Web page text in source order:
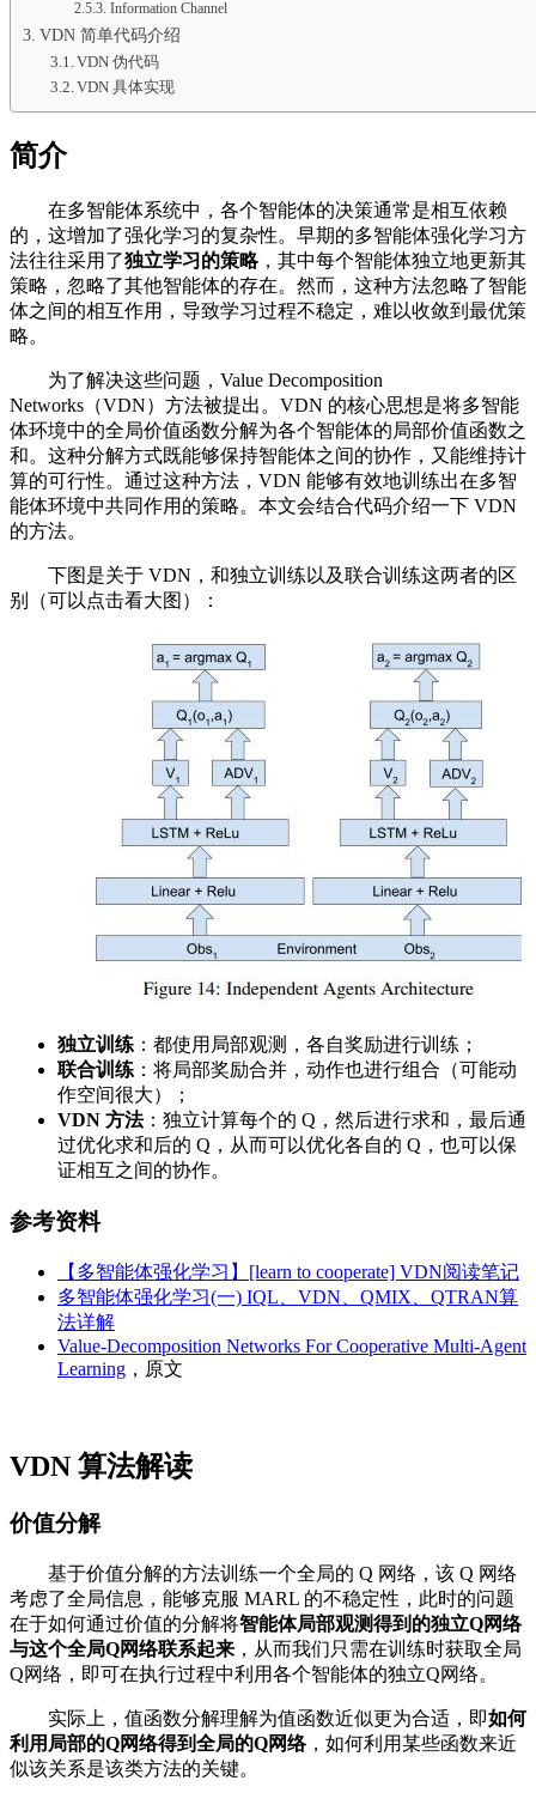
Information Channel
VDN 简单代码介绍
VDN 伪代码
VDN 具体实现
简介
在多智能体系统中，各个智能体的决策通常是相互依赖
的，这增加了强化学习的复杂性。早期的多智能体强化学习方
法往往采用了独立学习的策略，其中每个智能体独立地更新其
策略，忽略了其他智能体的存在。然而，这种方法忽略了智能
体之间的相互作用，导致学习过程不稳定，难以收敛到最优策
略。
为了解决这些问题，Value Decomposition
Networks（VDN）方法被提出。VDN 的核心思想是将多智能
体环境中的全局价值函数分解为各个智能体的局部价值函数之
和。这种分解方式既能够保持智能体之间的协作，又能维持计
算的可行性。通过这种方法，VDN 能够有效地训练出在多智
能体环境中共同作用的策略。本文会结合代码介绍一下 VDN
的方法。
下图是关于 VDN，和独立训练以及联合训练这两者的区
别（可以点击看大图）：
独立训练 ：都使用局部观测，各自奖励进行训练；
联合训练 ：将局部奖励合并，动作也进行组合（可能动
作空间很大）；
VDN 方法：独立计算每个的 Q，然后进行求和，最后通
过优化求和后的 Q，从而可以优化各自的 Q，也可以保
证相互之间的协作。
参考资料
【多智能体强化学习】[learn to cooperate] VDN阅读笔记
多智能体强化学习(一) IQL、VDN、QMIX、QTRAN算
法详解
Value-Decomposition Networks For Cooperative Multi-Agent
Learning ，原文
VDN 算法解读
价值分解
基于价值分解的方法训练一个全局的 Q 网络，该 Q 网络
考虑了全局信息，能够克服 MARL 的不稳定性，此时的问题
在于如何通过价值的分解将智能体局部观测得到的独立Q网络
与这个全局Q网络联系起来 ，从而我们只需在训练时获取全局
Q网络，即可在执行过程中利用各个智能体的独立Q网络。
实际上，值函数分解理解为值函数近似更为合适，即如何
利用局部的Q网络得到全局的Q网络，如何利用某些函数来近
似该关系是该类方法的关键。